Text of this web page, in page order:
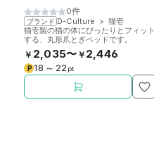
0件
ブランド D-Culture > 猫壱
猫壱製の猫の体にぴったりとフィット
する、丸形爪とぎベッドです。
￥ 2,035〜 ￥ 2,446
P 18 〜 22 pt